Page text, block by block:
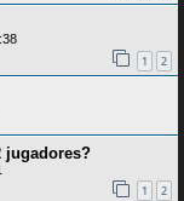
1 2
jugadores?
1 2